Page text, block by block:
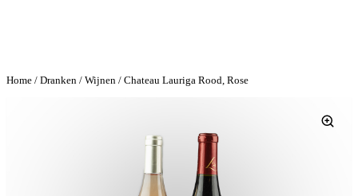
Home / Dranken / Wijnen / Chateau Lauriga Rood, Rose